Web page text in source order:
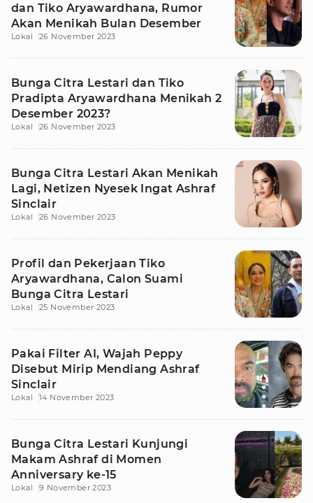
dan Tiko Aryawardhana, Rumor
Akan Menikah Bulan Desember
Lokal 26 November 2023
Bunga Citra Lestari dan Tiko
Pradipta Aryawardhana Menikah 2
Desember 2023?
Lokal 26 November 2023
Bunga Citra Lestari Akan Menikah
Lagi, Netizen Nyesek Ingat Ashraf
Sinclair
Lokal 26 November 2023
Profil dan Pekerjaan Tiko
Aryawardhana, Calon Suami
Bunga Citra Lestari
Lokal 25 November 2023
Pakai Filter AI, Wajah Peppy
Disebut Mirip Mendiang Ashraf
Sinclair
Lokal 14 November 2023
Bunga Citra Lestari Kunjungi
Makam Ashraf di Momen
Anniversary ke-15
Lokal 9 November 2023